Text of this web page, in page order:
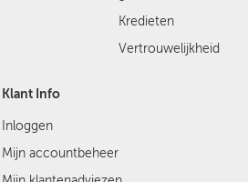
Kredieten
Vertrouwelijkheid
Klant Info
Inloggen
Mijn accountbeheer